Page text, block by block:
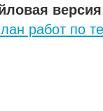
работ по